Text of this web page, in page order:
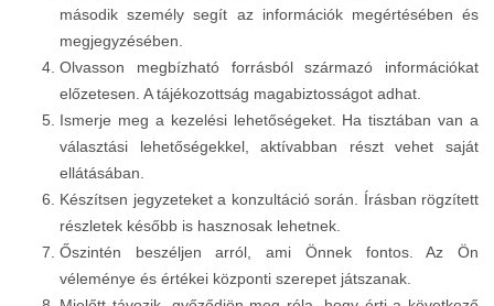
második személy segít az információk megértésében és
megjegyzésében.
Olvasson megbízható forrásból származó információkat
előzetesen. A tájékozottság magabiztosságot adhat.
Ismerje meg a kezelési lehetőségeket. Ha tisztában van a
választási lehetőségekkel, aktívabban részt vehet saját
ellátásában.
Készítsen jegyzeteket a konzultáció során. Írásban rögzített
részletek később is hasznosak lehetnek.
Őszintén beszéljen arról, ami Önnek fontos. Az Ön
véleménye és értékei központi szerepet játszanak.